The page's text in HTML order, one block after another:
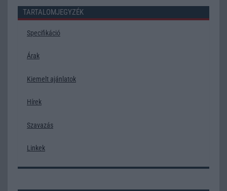
TARTALOMJEGYZÉK
Specifikáció
Árak
Kiemelt ajánlatok
Hírek
Szavazás
Linkek